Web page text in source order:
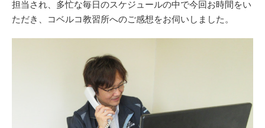
担当され、多忙な毎日のスケジュールの中で今回お時間をい
ただき、コベルコ教習所へのご感想をお伺いしました。